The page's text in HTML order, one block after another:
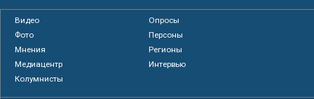
Видео
Опросы
Фото
Персоны
Мнения
Регионы
Медиацентр
Интервью
Колумнисты